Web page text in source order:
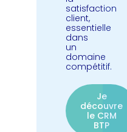
satisfaction
client,
essentielle
dans
un
domaine
compétitif.
Je
découvre
le CRM
BTP